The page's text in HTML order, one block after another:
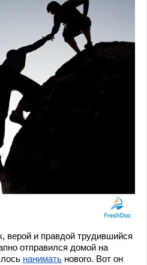
и правдой трудившийся
отправился домой на
нанимать нового. Вот он